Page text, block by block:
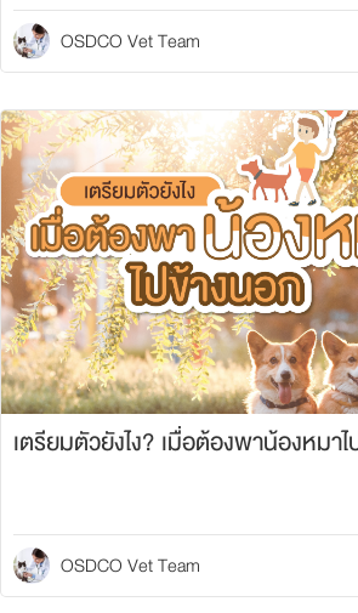
OSDCO Vet Team
เตรียมตัวยังไง? เมื่อต้องพาน้องหมา
OSDCO Vet Team